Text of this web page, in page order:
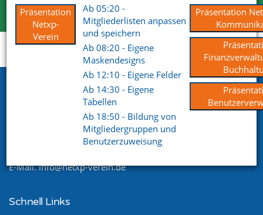
Präsentation
Netxp-
Verein
Ab 05:20 -
Mitgliederlisten anpassen
und speichern
Ab 08:20 - Eigene
Maskendesigns
Ab 12:10 - Eigene Felder
Ab 14:30 - Eigene
Tabellen
Ab 18:50 - Bildung von
Mitgliedergruppen und
Benutzerzuweisung
Präsentation
Support Videoportal
84307 Eggenfelden
Telefon. +49 (0) 8721 / 50648-89
E-Mail.info@netxp-verein.de
Schnell Links